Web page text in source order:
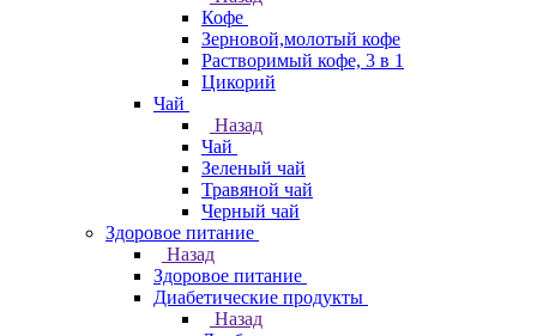
Кофе
Зерновой,молотый кофе
Растворимый кофе, 3 в 1
Цикорий
Чай
Назад
Чай
Зеленый чай
Травяной чай
Черный чай
Здоровое питание
Назад
Здоровое питание
Диабетические продукты
Назад